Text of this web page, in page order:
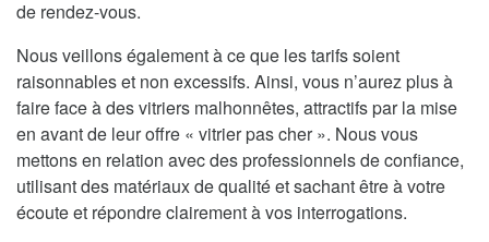
de rendez-vous.
Nous veillons également à ce que les tarifs soient
raisonnables et non excessifs. Ainsi, vous n’aurez plus à
faire face à des vitriers malhonnêtes, attractifs par la mise
en avant de leur offre « vitrier pas cher ». Nous vous
mettons en relation avec des professionnels de confiance,
utilisant des matériaux de qualité et sachant être à votre
écoute et répondre clairement à vos interrogations.